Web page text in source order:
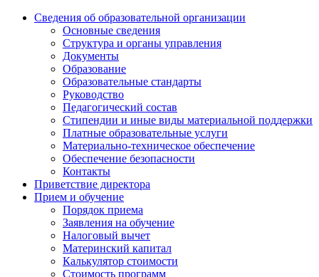
Сведения об образовательной организации
Основные сведения
Структура и органы управления
Документы
Образование
Образовательные стандарты
Руководство
Педагогический состав
Стипендии и иные виды материальной поддержки
Платные образовательные услуги
Материально-техническое обеспечение
Обеспечение безопасности
Контакты
Приветствие директора
Прием и обучение
Порядок приема
Заявления на обучение
Налоговый вычет
Материнский капитал
Калькулятор стоимости
Стоимость программ